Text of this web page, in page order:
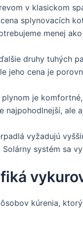
v klasickom
splynovacích
menej
druhy tuhých
jeho cena je
plynom je
najpohodlnejší, ale
vyžadujú
Solárny systém sa
kúrenia,